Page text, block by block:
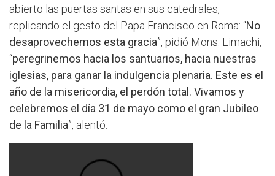
abierto las puertas santas en sus catedrales,
replicando el gesto del Papa Francisco en Roma: “No
desaprovechemos esta gracia”, pidió Mons. Limachi,
“peregrinemos hacia los santuarios, hacia nuestras
iglesias, para ganar la indulgencia plenaria. Este es el
año de la misericordia, el perdón total. Vivamos y
celebremos el día 31 de mayo como el gran Jubileo
de la Familia”, alentó.